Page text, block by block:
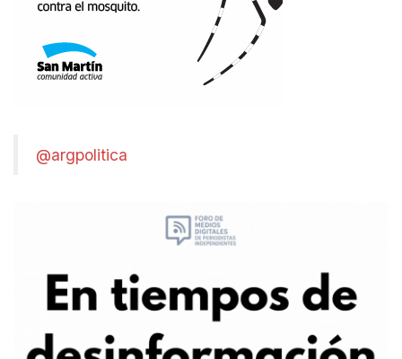
@argpolitica